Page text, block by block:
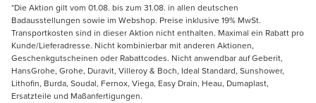
*Die Aktion gilt vom 01.08. bis zum 31.08. in allen deutschen
Badausstellungen sowie im Webshop. Preise inklusive 19% MwSt.
Transportkosten sind in dieser Aktion nicht enthalten. Maximal ein Rabatt pro
Kunde/Lieferadresse. Nicht kombinierbar mit anderen Aktionen,
Geschenkgutscheinen oder Rabattcodes. Nicht anwendbar auf Geberit,
HansGrohe, Grohe, Duravit, Villeroy & Boch, Ideal Standard, Sunshower,
Lithofin, Burda, Soudal, Fernox, Viega, Easy Drain, Heau, Dumaplast,
Ersatzteile und Maßanfertigungen.